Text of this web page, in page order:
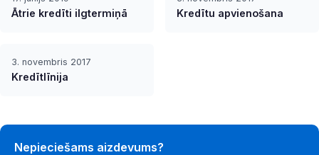
Ātrie kredīti ilgtermiņā Kredītu apvienošana
3. novembris 2017
Kredītlīnija
Nepieciešams aizdevums?